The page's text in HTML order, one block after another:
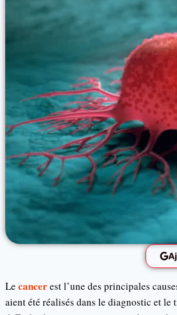
Le cancerest l’une des principales
aient été réalisés dans le diagnostic et le